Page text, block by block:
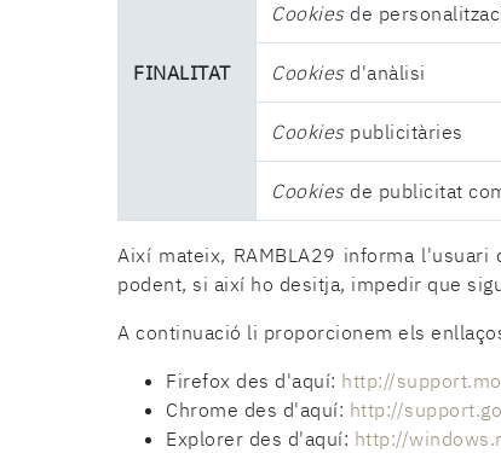
FINALITAT
Cookies de
Cookies d'anàlisi
Cookies publicitàries
Cookies de publicitat
Així mateix, RAMBLA29 informa
podent, si així ho desitja, impedir que
A continuació li proporcionem els
Firefox des d'aquí: http://
Chrome des d'aquí: http://
Explorer des d'aquí: http://